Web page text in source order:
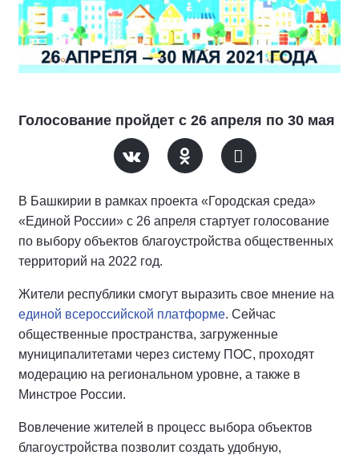
Голосование пройдет с 26 апреля по 30 мая
В Башкирии в рамках проекта «Городская среда»
«Единой России» с 26 апреля стартует голосование
по выбору объектов благоустройства общественных
территорий на 2022 год.
Жители республики смогут выразить свое мнение на
единой всероссийской платформе. Сейчас
общественные пространства, загруженные
муниципалитетами через систему ПОС, проходят
модерацию на региональном уровне, а также в
Минстрое России.
Вовлечение жителей в процесс выбора объектов
благоустройства позволит создать удобную,